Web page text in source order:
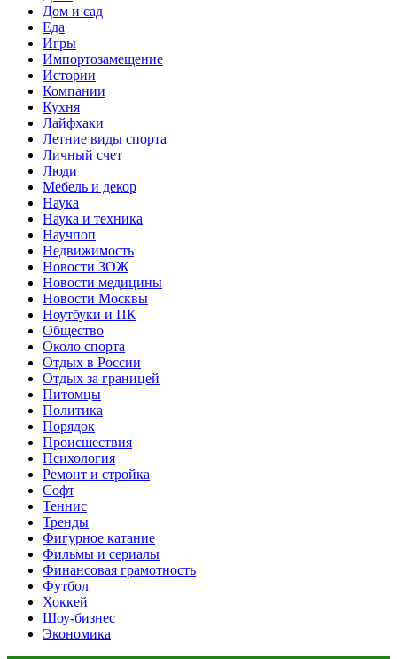
Дом и сад
Еда
Игры
Импортозамещение
Истории
Компании
Кухня
Лайфхаки
Летние виды спорта
Личный счет
Люди
Мебель и декор
Наука
Наука и техника
Научпоп
Недвижимость
Новости ЗОЖ
Новости медицины
Новости Москвы
Ноутбуки и ПК
Общество
Около спорта
Отдых в России
Отдых за границей
Питомцы
Политика
Порядок
Происшествия
Психология
Ремонт и стройка
Софт
Теннис
Тренды
Фигурное катание
Фильмы и сериалы
Финансовая грамотность
Футбол
Хоккей
Шоу-бизнес
Экономика